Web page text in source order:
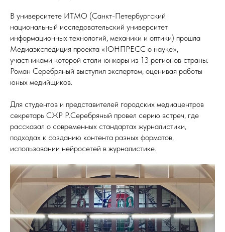
В университете ИТМО (Санкт-Петербургский
национальный исследовательский университет
информационных технологий, механики и оптики) прошла
Медиаэкспедиция проекта «ЮНПРЕСС о науке»,
участниками которой стали юнкоры из 13 регионов страны.
Роман Серебряный выступил экспертом, оценивая работы
юных медийщиков.
Для студентов и представителей городских медиацентров
секретарь СЖР Р.Серебряный провел серию встреч, где
рассказал о современных стандартах журналистики,
подходах к созданию контента разных форматов,
использовании нейросетей в журналистике.